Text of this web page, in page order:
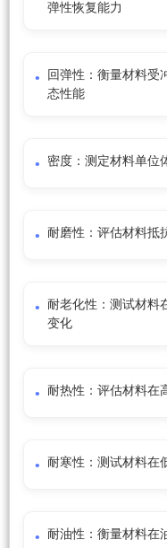
弹性恢复能力
回弹性：衡量材料受
态性能
密度：测定材料单位
耐磨性：评估材料抵
耐老化性：测试材料
变化
耐热性：评估材料在
耐寒性：测试材料在
耐油性：衡量材料在